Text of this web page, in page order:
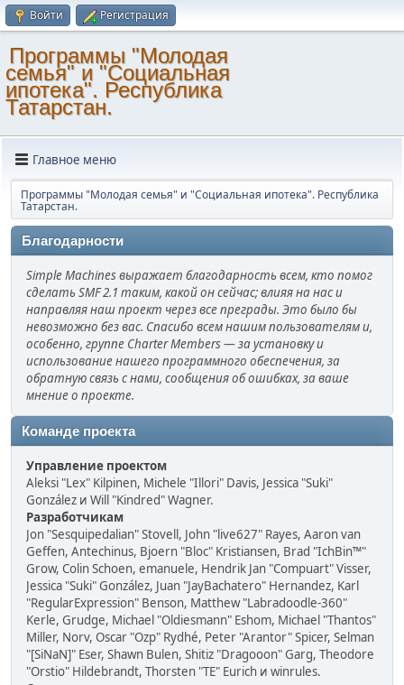
Войти Регистрация
Программы "Молодая
семья" и "Социальная
ипотека". Республика
Татарстан.
Главное меню
Программы "Молодая семья" и "Социальная ипотека". Республика
Татарстан.
Благодарности
Simple Machines выражает благодарность всем, кто помог
сделать SMF 2.1 таким, какой он сейчас; влияя на нас и
направляя наш проект через все преграды. Это было бы
невозможно без вас. Спасибо всем нашим пользователям и,
особенно, группе Charter Members — за установку и
использование нашего программного обеспечения, за
обратную связь с нами, сообщения об ошибках, за ваше
мнение о проекте.
Команде проекта
Управление проектом
Aleksi "Lex" Kilpinen, Michele "Illori" Davis, Jessica "Suki"
González и Will "Kindred" Wagner.
Разработчикам
Jon "Sesquipedalian" Stovell, John "live627" Rayes, Aaron van
Geffen, Antechinus, Bjoern "Bloc" Kristiansen, Brad "IchBin™"
Grow, Colin Schoen, emanuele, Hendrik Jan "Compuart" Visser,
Jessica "Suki" González, Juan "JayBachatero" Hernandez, Karl
"RegularExpression" Benson, Matthew "Labradoodle-360"
Kerle, Grudge, Michael "Oldiesmann" Eshom, Michael "Thantos"
Miller, Norv, Oscar "Ozp" Rydhé, Peter "Arantor" Spicer, Selman
"[SiNaN]" Eser, Shawn Bulen, Shitiz "Dragooon" Garg, Theodore
"Orstio" Hildebrandt, Thorsten "TE" Eurich и winrules.